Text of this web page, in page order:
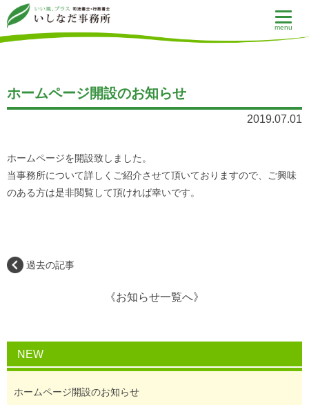
menu
ホームページ開設のお知らせ
2019.07.01
ホームページを開設致しました。
当事務所について詳しくご紹介させて頂いておりますので、ご興味
のある方は是非閲覧して頂ければ幸いです。
過去の記事
《お知らせ一覧へ》
NEW
ホームページ開設のお知らせ